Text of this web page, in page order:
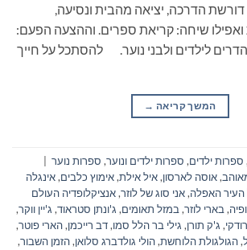
הדרכה, יציאה מהבית ונסיעה,
שיחה: קריאת ספרים. וההצעה הפעם:
לילדים ולבני נוער. להסתכל על חייך
המשך קריאה →
ספרות ילדים, ספרות ילדים ונוער, ספרות נוער
,אוסה לארסון,איל אילת,אימוץ כלבים,אינגלה
העיר האפלה,אני סוג של לוזר,אנציקלופדיה העולם
,בארי לוזר,במזל תאומים, ג'ונתן סטראוד, ג'יין ווקר,
, ג'ק תורן, גילי בר הלל סמו,דב רייכמן,הארי פוטר,
,הגולגולת הלוחשת,הולי גולדברג סלואן,הזמן השבור,